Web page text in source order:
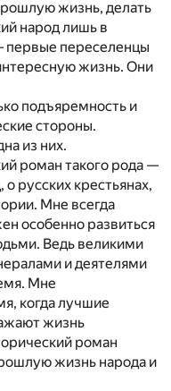
жизнь, делать
народ лишь в
первые переселенцы
жизнь. Они
подъяремность и
стороны.
из них.
роман такого рода —
русских крестьянах,
Мне всегда
особенно развиться
Ведь великими
и деятелями
Мне
когда лучшие
жизнь
роман
жизнь народа и